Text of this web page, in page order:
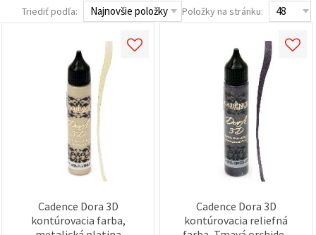
všetko
Triediť podľa: Položky na stránku:
Cadence Dora 3D
kontúrovacia farba,
Cadence Dora 3D
kontúrovacia reliefná